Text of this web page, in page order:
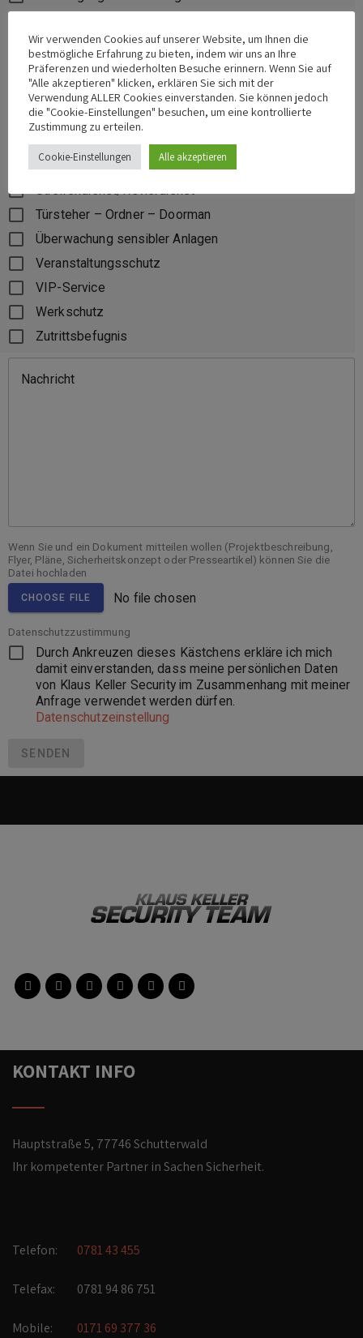
Parkhausbewachung
Parkplatzbewachung
Personenschutz
Schließdienst
Schulfest/Abifeier
Schutzhunde
Streifendienst/Revierdienst
Türsteher – Ordner – Doorman
Überwachung sensibler Anlagen
Veranstaltungsschutz
VIP-Service
Werkschutz
Zutrittsbefugnis
Nachricht
Wenn Sie und ein Dokument mitteilen wollen (Projektbeschreibung,
Flyer, Pläne, Sicherheitskonzept oder Presseartikel) können Sie die
Datei hochladen
CHOOSE FILE No file chosen
Datenschutzzustimmung
Durch Ankreuzen dieses Kästchens erkläre ich mich
damit einverstanden, dass meine persönlichen Daten
von Klaus Keller Security im Zusammenhang mit meiner
Anfrage verwendet werden dürfen.
Datenschutzeinstellung
SENDEN
KONTAKT INFO
Hauptstraße 5, 77746 Schutterwald
Ihr kompetenter Partner in Sachen Sicherheit.
Telefon: 0781 43 455
Telefax: 0781 94 86 751
Mobile: 0171 69 377 36
Wir verwenden Cookies auf unserer Website, um Ihnen die
bestmögliche Erfahrung zu bieten, indem wir uns an Ihre
Präferenzen und wiederholten Besuche erinnern. Wenn Sie auf
"Alle akzeptieren" klicken, erklären Sie sich mit der
Verwendung ALLER Cookies einverstanden. Sie können jedoch
die "Cookie-Einstellungen" besuchen, um eine kontrollierte
Zustimmung zu erteilen.
Cookie-Einstellungen Alle akzeptieren